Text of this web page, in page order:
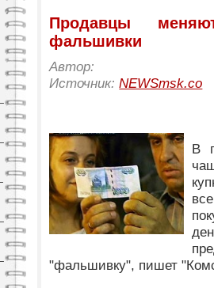
Продавцы
фальшивки
Автор:
Источник:NEWSmsk.co
В
"фальшивку", пишет